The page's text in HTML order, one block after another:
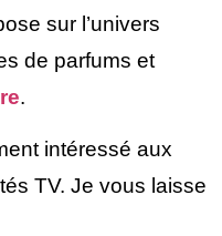
sur l’univers
de parfums et
.
intéressé aux
TV. Je vous laisse